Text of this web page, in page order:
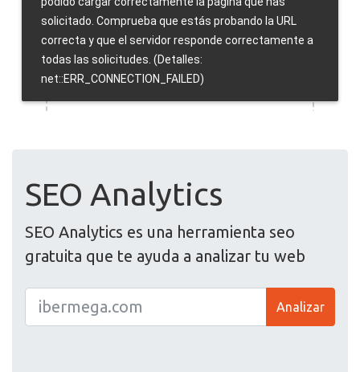
SEO Analytics
SEO Analytics es una herramienta seo
gratuita que te ayuda a analizar tu web
Analizar